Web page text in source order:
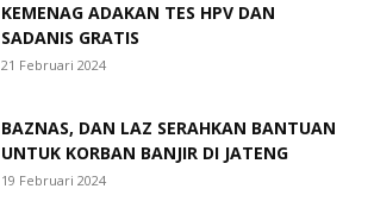
KEMENAG ADAKAN TES HPV DAN
SADANIS GRATIS
21 Februari 2024
BAZNAS, DAN LAZ SERAHKAN BANTUAN
UNTUK KORBAN BANJIR DI JATENG
19 Februari 2024